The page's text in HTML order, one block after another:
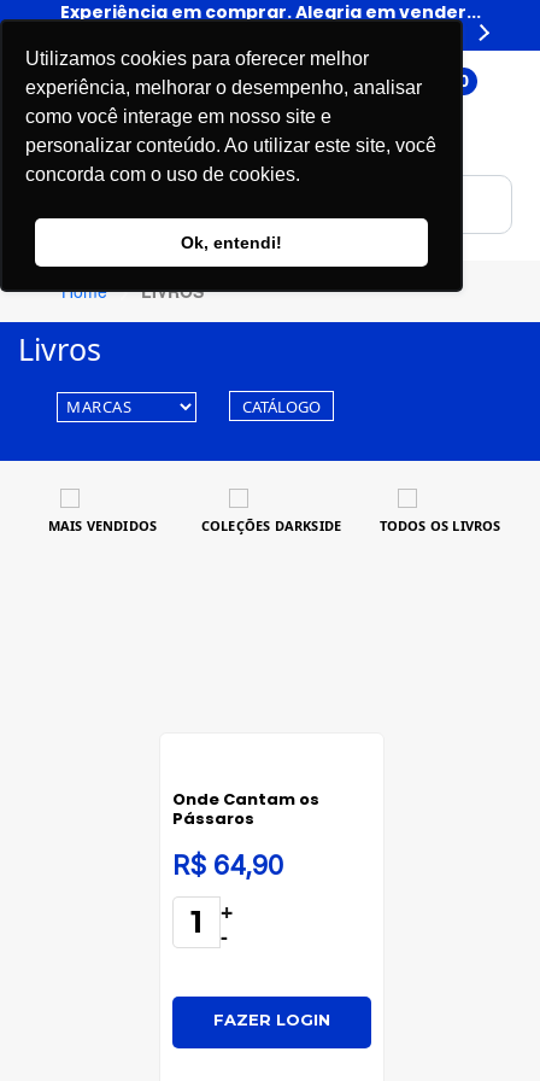
Utilizamos cookies para oferecer melhor
experiência, melhorar o desempenho, analisar
como você interage em nosso site e
personalizar conteúdo. Ao utilizar este site, você
concorda com o uso de cookies.
Ok, entendi!
Experiência em comprar. Alegria em vender...
0
Home LIVROS
Livros
CATÁLOGO
MAIS VENDIDOS COLEÇÕES DARKSIDE TODOS OS LIVROS
Onde Cantam os
Pássaros
R$ 64,90
+
-
FAZER LOGIN